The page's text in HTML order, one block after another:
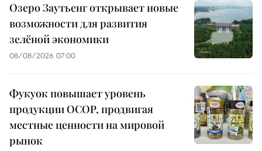
Озеро Заутьенг открывает новые
возможности для развития
зелёной экономики
08/08/2026 07:00
Фукуок повышает уровень
продукции OCOP, продвигая
местные ценности на мировой
рынок